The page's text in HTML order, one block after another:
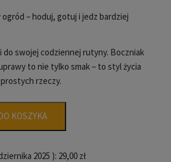
ogród – hoduj, gotuj i jedz bardziej
do swojej codziennej rutyny. Boczniak
to nie tylko smak – to styl życia
rzeczy.
KOSZYKA
2025 ): 29,00 zł